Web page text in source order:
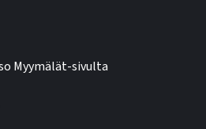
Myymälät-sivulta